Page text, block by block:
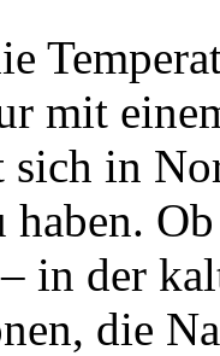
mit
in
in der
die